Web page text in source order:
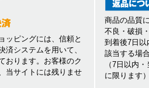
ッピングには、信頼と
済システムを用いて、
おります。お客様のク
当サイトには残りませ
商品の品質
不良・破損
到着後7日以
該当する場
（7日以内
に限ります）